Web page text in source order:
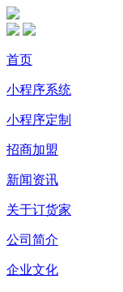
首页
小程序系统
小程序定制
招商加盟
新闻资讯
关于订货家
公司简介
企业文化